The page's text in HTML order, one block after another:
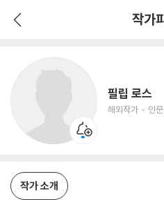
작가
필립 로스
해외작가 인
인문/사회 저자
작가 소개